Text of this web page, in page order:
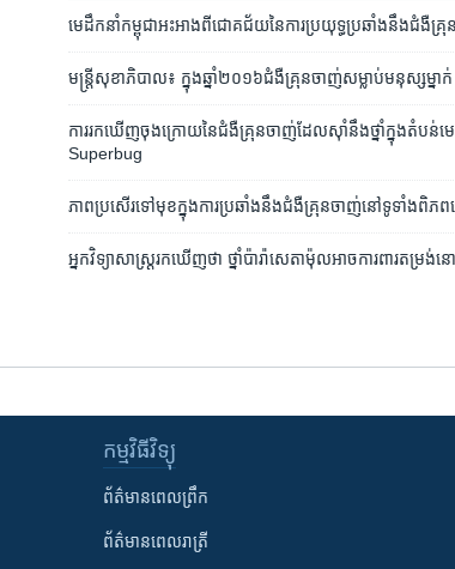
មេដឹកនាំ​កម្ពុជា​អះអាង​ពី​ជោគជ័យ​នៃ​ការប្រយុទ្ធ​ប្រឆាំង​នឹង​ជំ
មន្រ្តី​សុខាភិបាល៖ ​ក្នុង​ឆ្នាំ២០១៦​ជំងឺ​គ្រុន​ចាញ់​សម្លាប់​មនុស្ស​ម្នាក់
ការរក​ឃើញ​ចុង​ក្រោយ​នៃ​ជំងឺ​គ្រុនចាញ់​ដែល​ស៊ាំ​នឹង​ថ្នាំ​ក្នុង​តំបន់​មេ
Superbug
ភាព​ប្រសើរ​ទៅ​មុខ​ក្នុង​ការ​ប្រឆាំង​នឹង​​ជំងឺ​គ្រុន​ចាញ់​នៅ​ទូ​ទាំង​ពិភ
អ្នកវិទ្យាសាស្ត្រ​រក​ឃើញ​ថា ថ្នាំ​ប៉ារ៉ាសេតាម៉ុល​អាច​ការពារ​តម្រង់​
កម្មវិធី​វិទ្យុ
ព័ត៌មាន​ពេល​ព្រឹក
ព័ត៌មាន​​ពេល​រាត្រី